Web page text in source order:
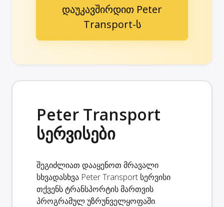
დაუკავშირდით Peter
Transport-ს
Peter Transport
სერვისები
შეგიძლიათ დააყენოთ მრავალი
სხვადასხვა Peter Transport სერვისი
თქვენს ტრანსპორტის მართვის
პროგრამულ უზრუნველყოფაში.